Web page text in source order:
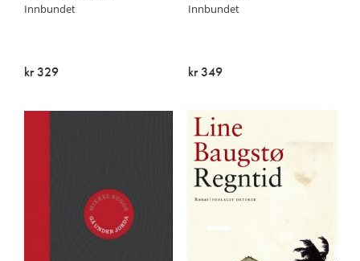
Innbundet
kr 329
Innbundet
kr 349